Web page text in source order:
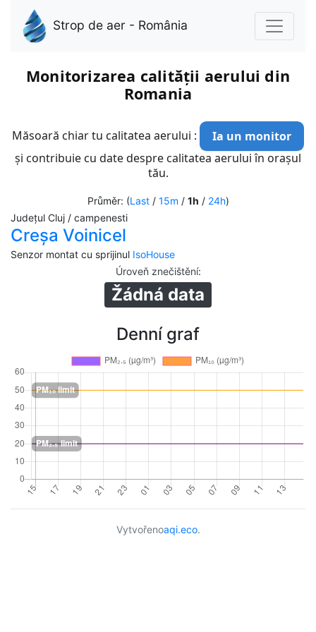
Strop de aer - România
Monitorizarea calității aerului din
Romania
Măsoară chiar tu calitatea aerului :
Ia un monitor
și contribuie cu date despre calitatea aerului în orașul
tău.
Průměr: (Last/ 15m / 1h / 24h)
Județul Cluj / campenesti
Creșa Voinicel
Senzor montat cu sprijinul IsoHouse
Úroveň znečištění:
Žádná data
Denní graf
Vytvořenoaqi.eco.